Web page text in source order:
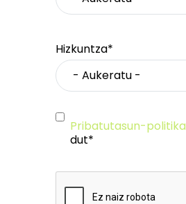
Hizkuntza*
Pribatutasun-politika
dut*